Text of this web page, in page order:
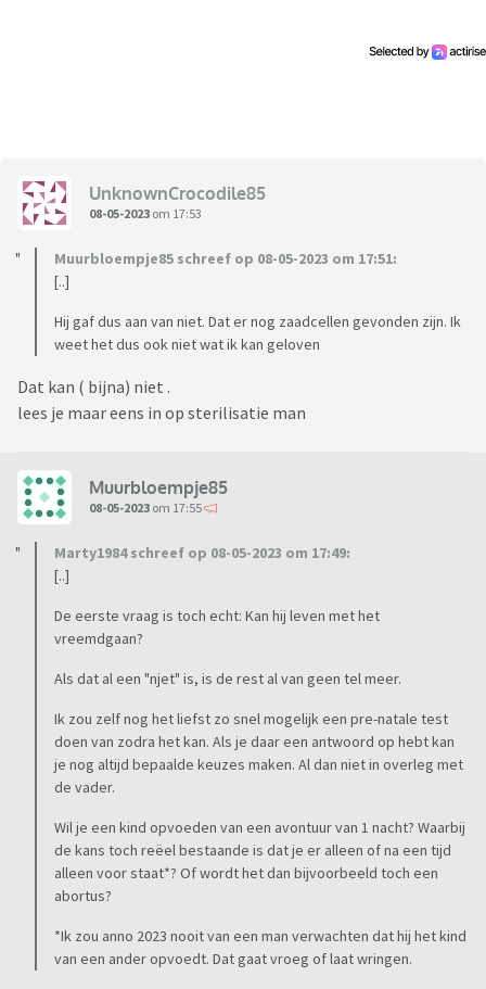
UnknownCrocodile85
08-05-2023 om 17:53
Muurbloempje85 schreef op 08-05-2023 om 17:51:
[..]
Hij gaf dus aan van niet. Dat er nog zaadcellen gevonden zijn. Ik
weet het dus ook niet wat ik kan geloven
Dat kan ( bijna) niet .
lees je maar eens in op sterilisatie man
Muurbloempje85
08-05-2023 om 17:55
Marty1984 schreef op 08-05-2023 om 17:49:
[..]
De eerste vraag is toch echt: Kan hij leven met het
vreemdgaan?
Als dat al een "njet" is, is de rest al van geen tel meer.
Ik zou zelf nog het liefst zo snel mogelijk een pre-natale test
doen van zodra het kan. Als je daar een antwoord op hebt kan
je nog altijd bepaalde keuzes maken. Al dan niet in overleg met
de vader.
Wil je een kind opvoeden van een avontuur van 1 nacht? Waarbij
de kans toch reëel bestaande is dat je er alleen of na een tijd
alleen voor staat*? Of wordt het dan bijvoorbeeld toch een
abortus?
*Ik zou anno 2023 nooit van een man verwachten dat hij het kind
van een ander opvoedt. Dat gaat vroeg of laat wringen.